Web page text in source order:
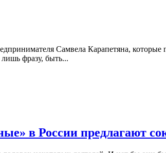
Самвела Карапетяна,
фразу, быть...
в России предлагают